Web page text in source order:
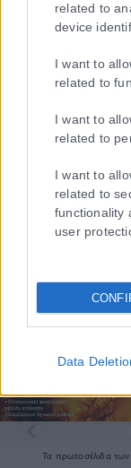
related to
device
I want to
related to
I want to
related to
I want to
related to
functionality
user
Data
Μοναδικός αριθμός
ΤΑ
Τα πρωτοσέλιδατων